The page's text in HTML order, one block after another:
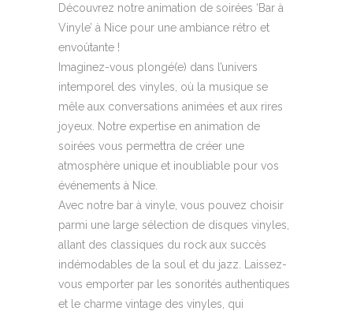
Découvrez notre animation de soirées ‘Bar à
Vinyle’ à Nice pour une ambiance rétro et
envoûtante !
Imaginez-vous plongé(e) dans l’univers
intemporel des vinyles, où la musique se
mêle aux conversations animées et aux rires
joyeux. Notre expertise en animation de
soirées vous permettra de créer une
atmosphère unique et inoubliable pour vos
événements à Nice.
Avec notre bar à vinyle, vous pouvez choisir
parmi une large sélection de disques vinyles,
allant des classiques du rock aux succès
indémodables de la soul et du jazz. Laissez-
vous emporter par les sonorités authentiques
et le charme vintage des vinyles, qui